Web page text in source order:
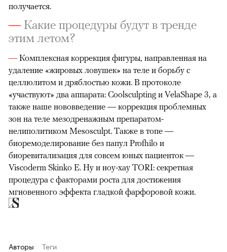
получается.
—Какие процедуры будут в тренде
этим летом?
— Комплексная коррекция фигуры, направленная на
удаление «жировых ловушек» на теле и борьбу с
целлюлитом и дряблостью кожи. В протоколе
«участвуют» два аппарата: Coolsculpting и VelaShape 3, а
также наше нововведение — коррекция проблемных
зон на теле мезодренажным препаратом-
нелиполитиком Mesosculpt. Также в топе —
биоремоделирование без папул Profhilo и
биоревитализация для совсем юных пациенток —
Viscoderm Skinko E. Ну и ноу-хау TORI: секретная
процедура с факторами роста для достижения
мгновенного эффекта гладкой фарфоровой кожи.
Авторы Теги